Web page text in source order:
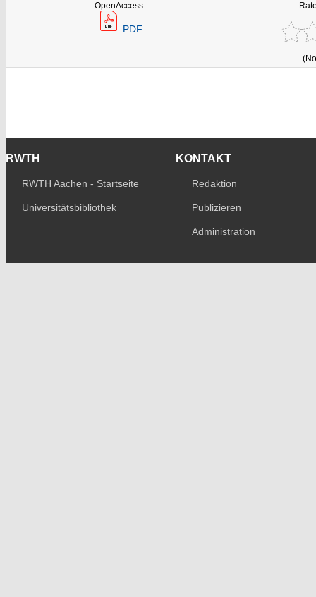
OpenAccess:
PDF
RWTH
RWTH Aachen - Startseite
Universitätsbibliothek
KONTAKT
Redaktion
Publizieren
Administration